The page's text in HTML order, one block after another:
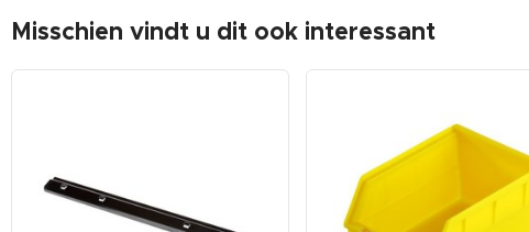
Misschien vindt u dit ook interessant